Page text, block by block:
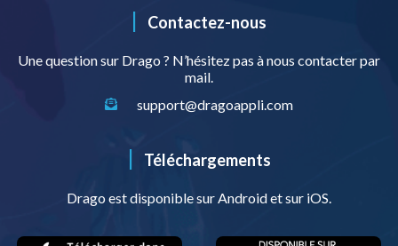
| Contactez-nous
Une question sur Drago ? N’hésitez pas à nous contacter par
mail.
support@dragoappli.com
| Téléchargements
Drago est disponible sur Android et sur iOS.